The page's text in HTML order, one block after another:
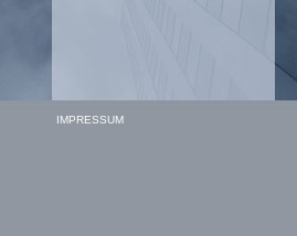
IMPRESSUM